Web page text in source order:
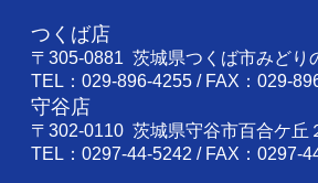
つくば店
〒305-0881 茨城県つくば市みどり
TEL：029-896-4255 / FAX：029-
守谷店
〒302-0110 茨城県守谷市百合ケ丘
TEL：0297-44-5242 / FAX：0297-